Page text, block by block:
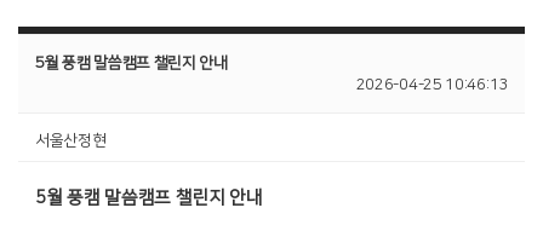
5월 풍캠 말씀캠프 챌린지 안내
2026-04-25 10:46:13
서울산정현
5월 풍캠 말씀캠프 챌린지 안내